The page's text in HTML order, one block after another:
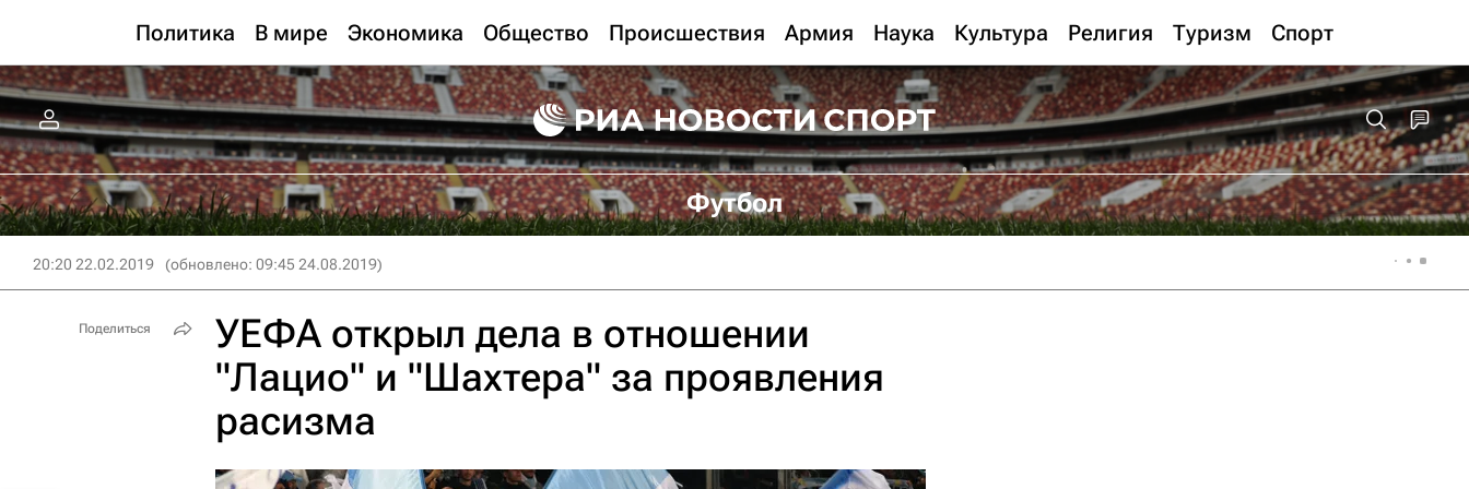
Политика В мире Экономика Общество Происшествия Армия Наука Культура Религия Туризм Спорт
Футбол
20:20 22.02.2019 (обновлено: 09:45 24.08.2019)
УЕФА открыл дела в отношении
"Лацио" и "Шахтера" за проявления
расизма
Поделиться